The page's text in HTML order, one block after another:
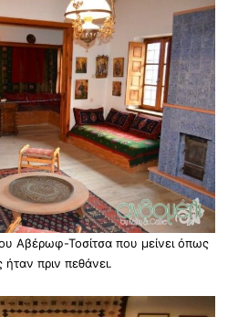
Αβέρωφ-Τοσίτσα που μείνει όπως
ήταν πριν πεθάνει.